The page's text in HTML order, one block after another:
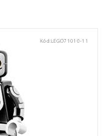
Kód:LEGO71010-11